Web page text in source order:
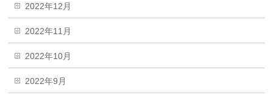
2022年12月
2022年11月
2022年10月
2022年9月